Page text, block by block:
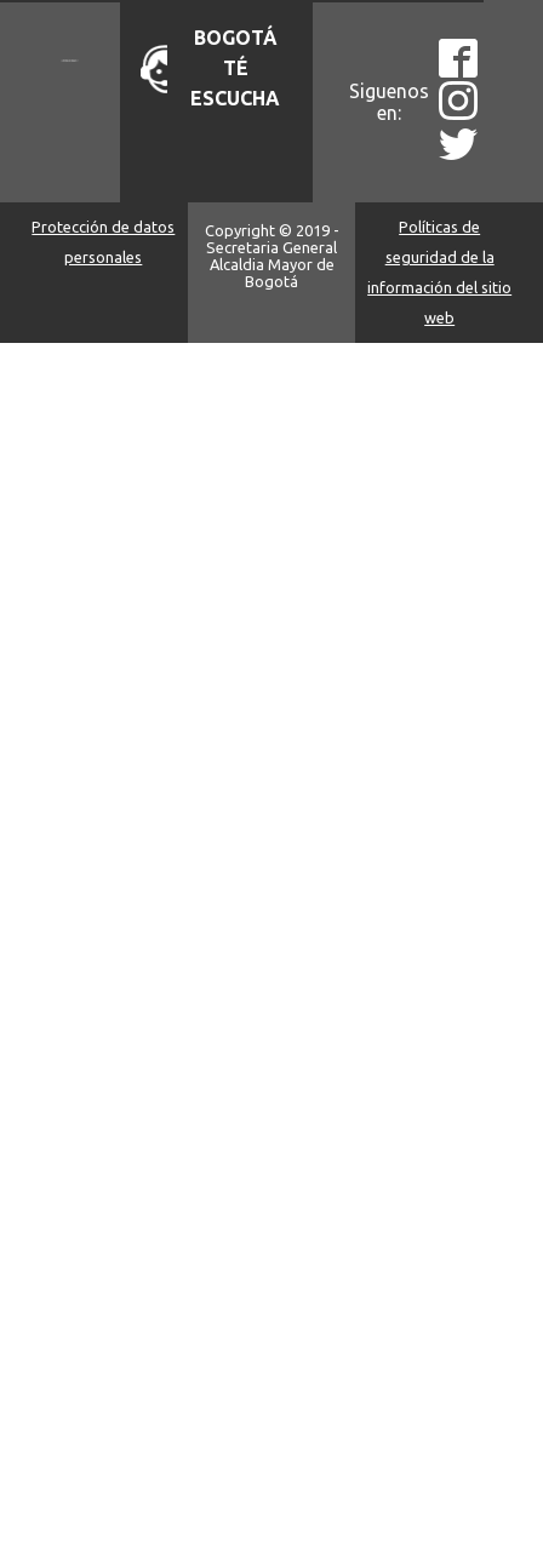
BOGOTÁ
TÉ
ESCUCHA
Siguenos
en:
Protección de datos
personales
Copyright © 2019 -
Secretaria General
Alcaldia Mayor de
Bogotá
Políticas de
seguridad de la
información del sitio
web